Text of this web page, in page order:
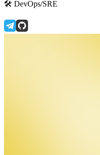
🛠️ DevOps/SRE